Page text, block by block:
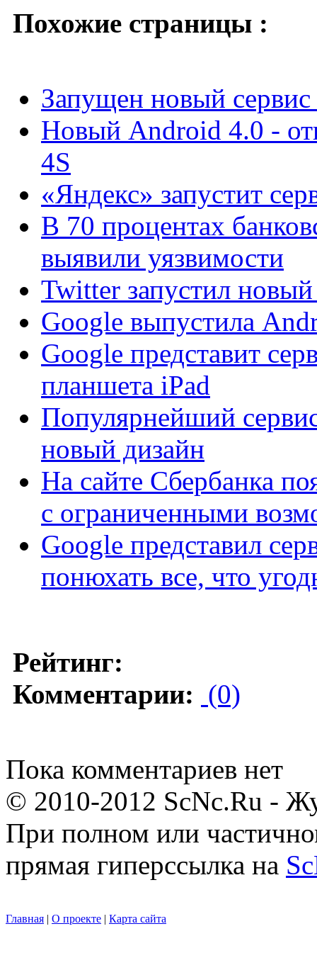
Похожие страницы :
Запущен новый
Новый Android 4.0 -
4S
«Яндекс» запустит
В 70 процентах
выявили уязвимости
Twitter запустил
Google выпустила
Google представит
планшета iPad
Популярнейший
новый дизайн
На сайте Сбербанка
с ограниченными
Google представил
понюхать все, что
Рейтинг:
Комментарии: (0)
Пока комментариев нет
© 2010-2012 ScNc.Ru -
При полном или
прямая гиперссылка на
Главная | О проекте | Карта сайта